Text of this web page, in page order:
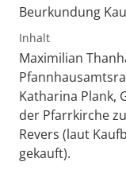
Beurkundung
Inhalt
Maximilian
Katharina Plank,
der Pfarrkirche
Revers (laut
gekauft).